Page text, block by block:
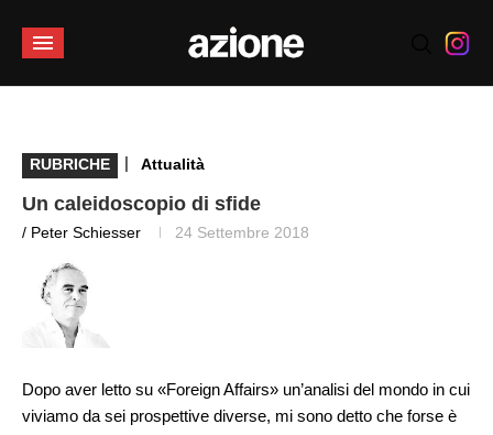
RUBRICHE | Attualità
Un caleidoscopio di sfide
/ Peter Schiesser 24 Settembre 2018
Dopo aver letto su «Foreign Affairs» un’analisi del mondo in cui
viviamo da sei prospettive diverse, mi sono detto che forse è